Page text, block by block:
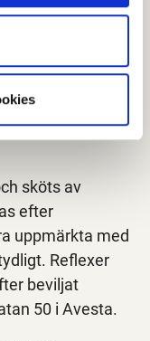
sköts av
efter
uppmärkta med
Reflexer
beviljat
50 i Avesta.